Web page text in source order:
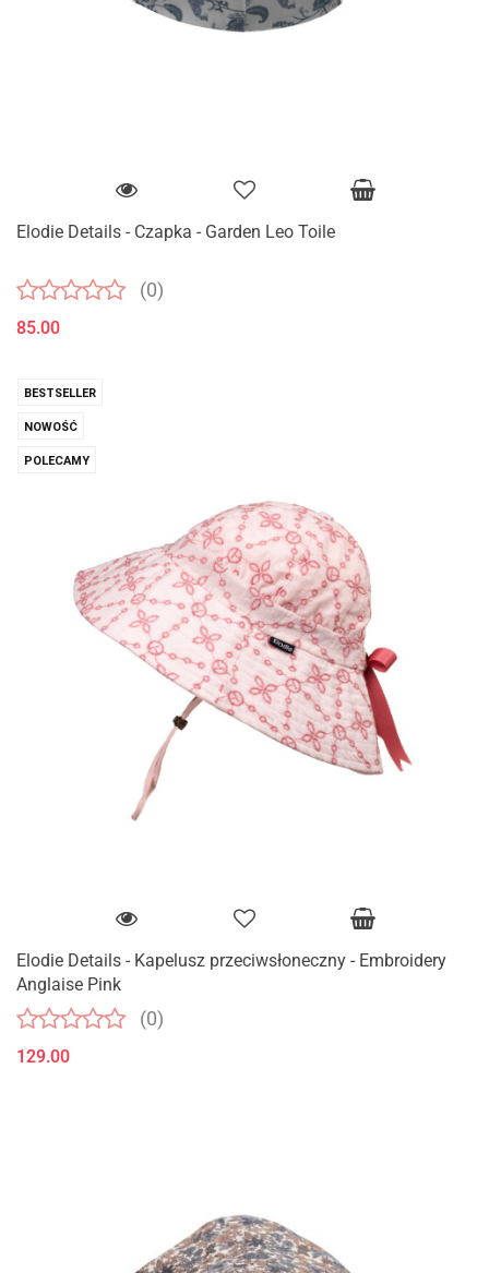
Elodie Details - Czapka - Garden Leo Toile
(0)
85.00
BESTSELLER
NOWOŚĆ
POLECAMY
Elodie Details - Kapelusz przeciwsłoneczny - Embroidery
Anglaise Pink
(0)
129.00